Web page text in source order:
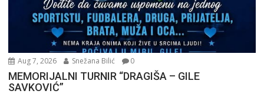
Aug 7, 2026 Snežana Bilić 0
MEMORIJALNI TURNIR “DRAGIŠA – GILE
SAVKOVIĆ”